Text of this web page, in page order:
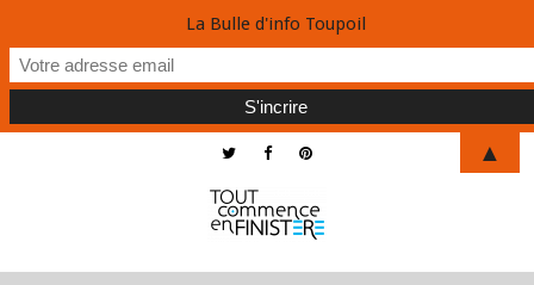
La Bulle d'info Toupoil
▲